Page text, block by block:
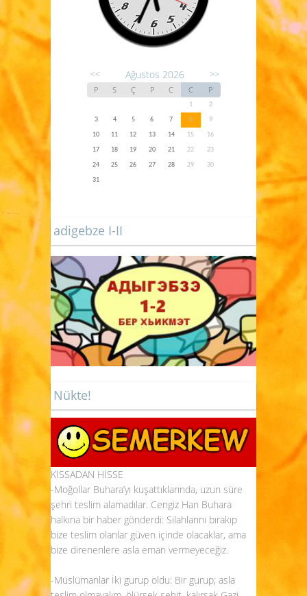
<< Ağustos 2026 >>
P S Ç P C C P
1
2
3
4 5 6 7 8
9
10
11 12 13 14 15
16
17
18 19 20 21 22
23
24
25 26 27 28 29
30
31
adigebze I-II
Nükte!
KISSADAN HİSSE
-Moğollar Buhara’yı kuşattıklarında, uzun süre
şehri teslim alamadılar. Cengiz Han Buhara
halkına bir haber gönderdi: Silahlarını bırakıp
bize teslim olanlar güven içinde olacaklar, ama
bize direnenlere asla eman vermeyeceğiz.
-Müslümanlar İki gurup oldu: Bir gurup; asla